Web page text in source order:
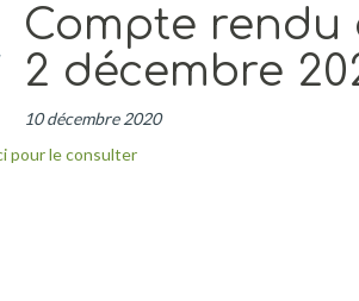
Compte rendu
2 décembre
10 décembre 2020
pour le consulter